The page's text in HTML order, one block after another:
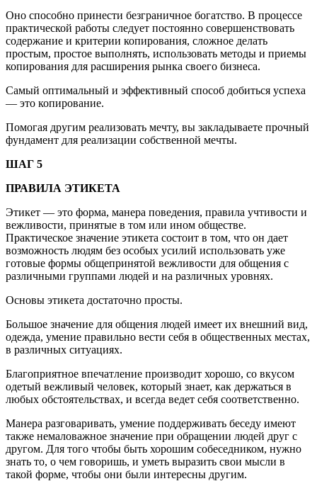
Оно способно принести безграничное богатство. В процессе
практической работы следует постоянно совершенствовать
содержание и критерии копирования, сложное делать
простым, простое выполнять, использовать методы и приемы
копирования для расширения рынка своего бизнеса.
Самый оптимальный и эффективный способ добиться успеха
— это копирование.
Помогая другим реализовать мечту, вы закладываете прочный
фундамент для ре­ализации собственной мечты.
ШАГ 5
ПРАВИЛА ЭТИКЕТА
Этикет — это форма, манера поведения, правила учтивости и
вежливости, принятые в том или ином обществе.
Практическое значение этикета состоит в том, что он дает
возможность людям без особых усилий использовать уже
готовые формы общепринятой вежливости для общения с
различными группами людей и на различных уровнях.
Основы этикета достаточно просты.
Большое значение для общения людей имеет их внешний вид,
одежда, умение правильно вести себя в общественных местах,
в различных ситуациях.
Благоприятное впечатление производит хорошо, со вкусом
одетый вежливый человек, который знает, как держаться в
любых обстоятельствах, и всегда ведет себя соответственно.
Манера разговаривать, умение поддерживать беседу имеют
также немаловажное значение при обращении людей друг с
другом. Для того чтобы быть хорошим собеседником, нужно
знать то, о чем говоришь, и уметь выразить свои мысли в
такой форме, чтобы они были интересны другим.